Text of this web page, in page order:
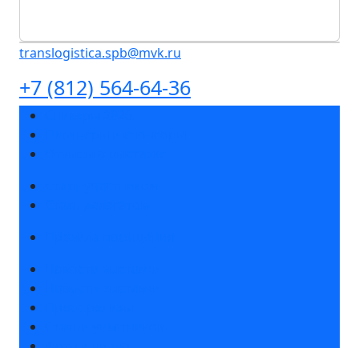
translogistica.spb@mvk.ru
+7 (812) 564-64-36